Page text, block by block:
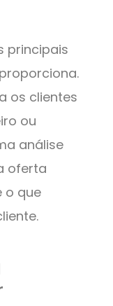
principais
os clientes
ou
análise
oferta
o que